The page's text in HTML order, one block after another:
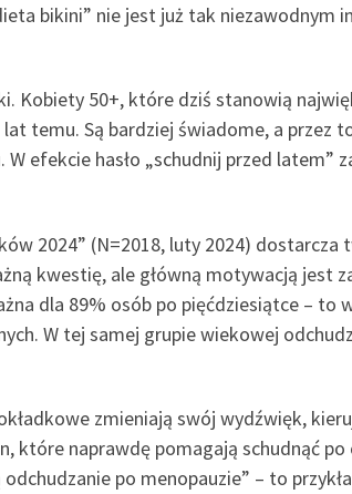
bikini” nie jest już tak niezawodnym
Kobiety 50+, które dziś stanowią
temu. Są bardziej świadome, a
efekcie hasło „schudnij przed latem”
2024” (N=2018, luty 2024)
kwestię, ale główną motywacją jest
dla 89% osób po pięćdziesiątce – to
W tej samej grupie wiekowej
zmieniają swój wydźwięk,
które naprawdę pomagają schudnąć
po menopauzie” – to